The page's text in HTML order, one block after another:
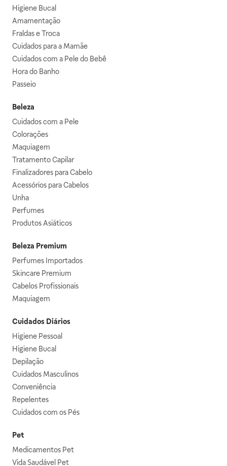
Higiene Bucal
Amamentação
Fraldas e Troca
Cuidados para a Mamãe
Cuidados com a Pele do Bebê
Hora do Banho
Passeio
Beleza
Cuidados com a Pele
Colorações
Maquiagem
Tratamento Capilar
Finalizadores para Cabelo
Acessórios para Cabelos
Unha
Perfumes
Produtos Asiáticos
Beleza Premium
Perfumes Importados
Skincare Premium
Cabelos Profissionais
Maquiagem
Cuidados Diários
Higiene Pessoal
Higiene Bucal
Depilação
Cuidados Masculinos
Conveniência
Repelentes
Cuidados com os Pés
Pet
Medicamentos Pet
Vida Saudável Pet